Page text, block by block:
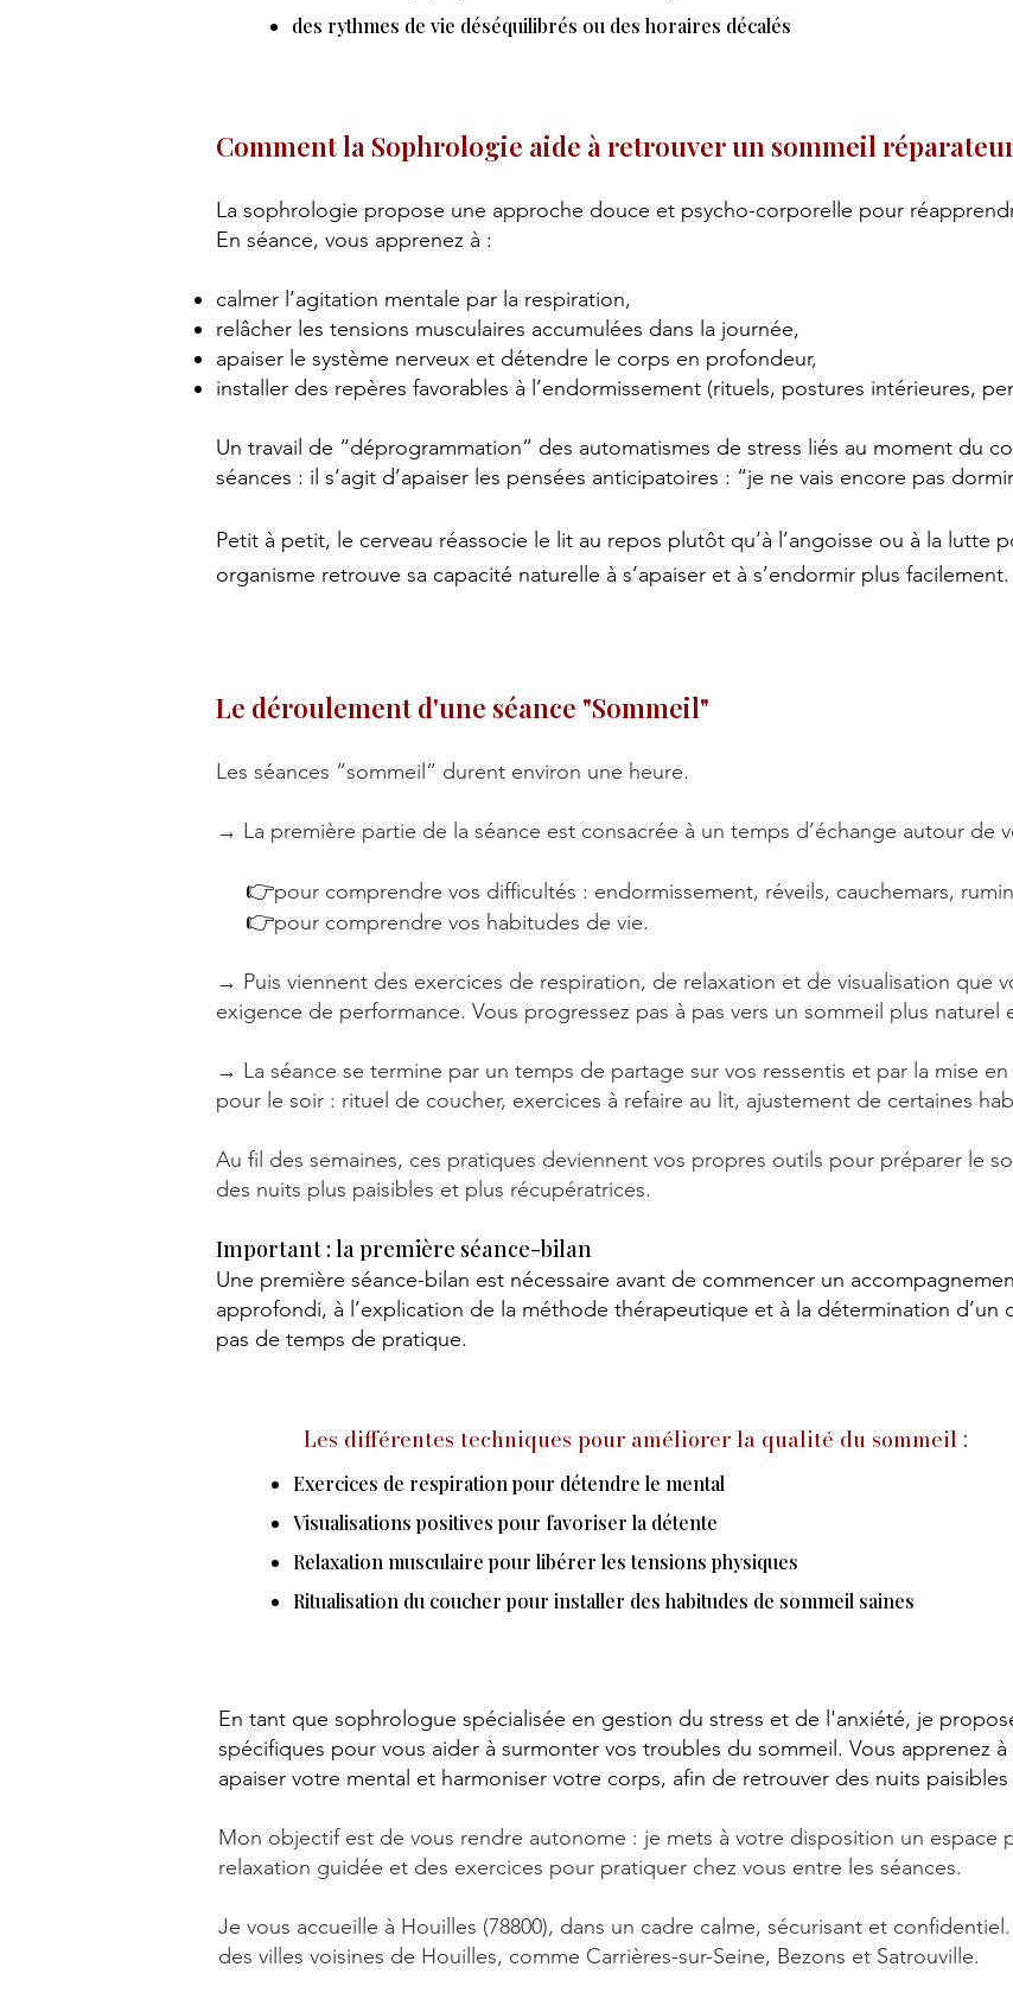
des rythmes de vie déséquilibrés ou des horaires décalés
Comment la Sophrologie aide à retrouver un sommeil
La sophrologie propose une approche douce et psycho-corporelle pour
En séance, vous apprenez à :
calmer l’agitation mentale par la respiration,
relâcher les tensions musculaires accumulées dans la journée,
apaiser le système nerveux et détendre le corps en profondeur,
installer des repères favorables à l’endormissement (rituels, postures intérieures,
Un travail de “déprogrammation” des automatismes de stress liés au moment du
séances : il s’agit d’apaiser les pensées anticipatoires : “je ne vais encore pas
Petit à petit, le cerveau réassocie le lit au repos plutôt qu’à l’angoisse ou à la lutte
organisme retrouve sa capacité naturelle à s’apaiser et à s’endormir plus facilement.
Le déroulement d'une séance "Sommeil"
Les séances “sommeil” durent environ une heure.
→ La première partie de la séance est consacrée à un temps d’échange autour de
👉pour comprendre vos difficultés : endormissement, réveils, cauchemars,
👉pour comprendre vos habitudes de vie.
→ Puis viennent des exercices de respiration, de relaxation et de visualisation que
exigence de performance. Vous progressez pas à pas vers un sommeil plus naturel
→ La séance se termine par un temps de partage sur vos ressentis et par la mise
pour le soir : rituel de coucher, exercices à refaire au lit, ajustement de certaines
Au fil des semaines, ces pratiques deviennent vos propres outils pour préparer le
des nuits plus paisibles et plus récupératrices.
Important : la première séance-bilan
Une première séance-bilan est nécessaire avant de commencer un
approfondi, à l’explication de la méthode thérapeutique et à la détermination d’un
pas de temps de pratique.
Les différentes techniques pour améliorer la qualité du sommeil :
​​Exercices de respiration pour détendre le mental
Visualisations positives pour favoriser la détente
Relaxation musculaire pour libérer les tensions physiques
Ritualisation du coucher pour installer des habitudes de sommeil saines
En tant que sophrologue spécialisée en gestion du stress et de l'anxiété, je
spécifiques pour vous aider à surmonter vos troubles du sommeil. Vous apprenez
apaiser votre mental et harmoniser votre corps, afin de retrouver des nuits
Mon objectif est de vous rendre autonome : je mets à votre disposition un espace
relaxation guidée et des exercices pour pratiquer chez vous entre les séances.
Je vous accueille à Houilles (78800), dans un cadre calme, sécurisant et
des villes voisines de Houilles, comme Carrières-sur-Seine, Bezons et Satrouville.